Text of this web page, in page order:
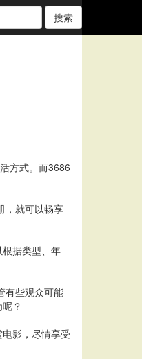
搜索
方式。而3686
，就可以畅享
据类型、年
有些观众可能
？
影，尽情享受